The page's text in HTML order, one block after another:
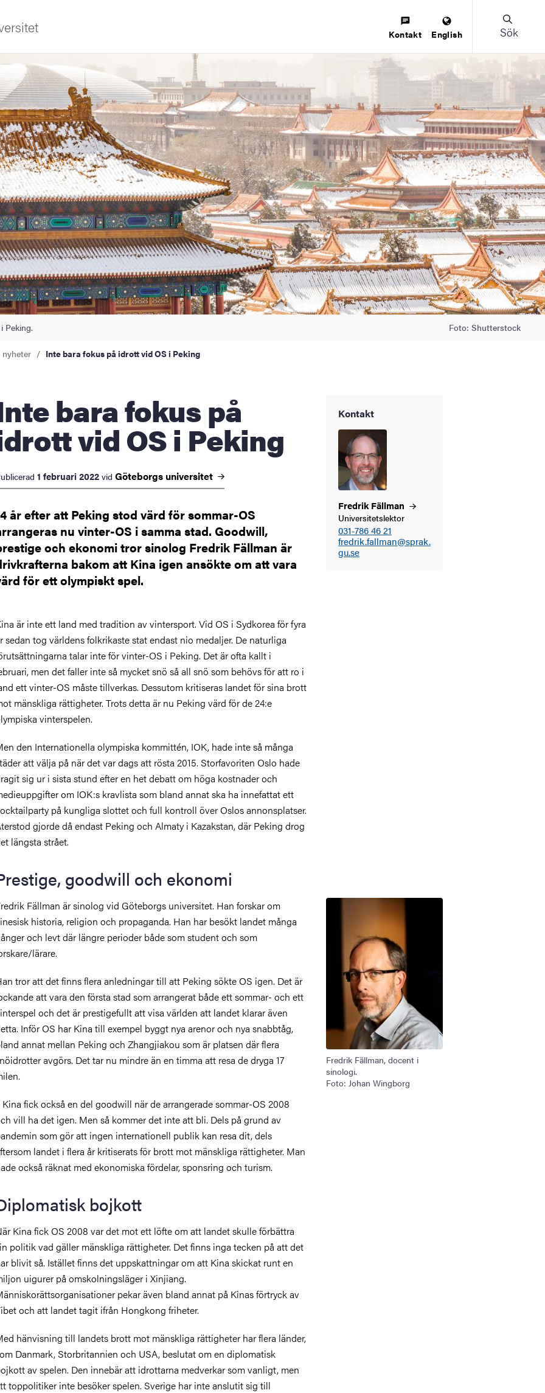
innovation
Kontakt English Sök
Peking. Foto: Shutterstock
nyheter Inte bara fokus på idrott vid OS i Peking
på
vid OS i Peking
1 februari 2022 vid Göteborgs universitet
år efter att Peking stod värd för sommar-OS
nu vinter-OS i samma stad. Goodwill,
och ekonomi tror sinolog Fredrik Fällman är
bakom att Kina igen ansökte om att vara
för ett olympiskt spel.
Kontakt
Fredrik Fällman
Universitetslektor
031-786 46 21
fredrik.fallman@sprak.
gu.se
är inte ett land med tradition av vintersport. Vid OS i Sydkorea för fyra
sedan tog världens folkrikaste stat endast nio medaljer. De naturliga
talar inte för vinter-OS i Peking. Det är ofta kallt i
men det faller inte så mycket snö så all snö som behövs för att ro i
ett vinter-OS måste tillverkas. Dessutom kritiseras landet för sina brott
mänskliga rättigheter. Trots detta är nu Peking värd för de 24:e
vinterspelen.
den Internationella olympiska kommittén, IOK, hade inte så många
att välja på när det var dags att rösta 2015. Storfavoriten Oslo hade
sig ur i sista stund efter en het debatt om höga kostnader och
om IOK:s kravlista som bland annat ska ha innefattat ett
på kungliga slottet och full kontroll över Oslos annonsplatser.
gjorde då endast Peking och Almaty i Kazakstan, där Peking drog
längsta strået.
goodwill och ekonomi
Bild
Fredrik Fällman, docent i
sinologi.
Foto: Johan Wingborg
Fällman är sinolog vid Göteborgs universitet. Han forskar om
historia, religion och propaganda. Han har besökt landet många
och levt där längre perioder både som student och som
lärare.
tror att det finns flera anledningar till att Peking sökte OS igen. Det är
att vara den första stad som arrangerat både ett sommar- och ett
och det är prestigefullt att visa världen att landet klarar även
Inför OS har Kina till exempel byggt nya arenor och nya snabbtåg,
annat mellan Peking och Zhangjiakou som är platsen där flera
avgörs. Det tar nu mindre än en timma att resa de dryga 17
Kina fick också en del goodwill när de arrangerade sommar-OS 2008
vill ha det igen. Men så kommer det inte att bli. Dels på grund av
som gör att ingen internationell publik kan resa dit, dels
landet i flera år kritiserats för brott mot mänskliga rättigheter. Man
också räknat med ekonomiska fördelar, sponsring och turism.
bojkott
Kina fick OS 2008 var det mot ett löfte om att landet skulle förbättra
politik vad gäller mänskliga rättigheter. Det finns inga tecken på att det
blivit så. Istället finns det uppskattningar om att Kina skickat runt en
uigurer på omskolningsläger i Xinjiang.
pekar även bland annat på Kinas förtryck av
och att landet tagit ifrån Hongkong friheter.
hänvisning till landets brott mot mänskliga rättigheter har flera länder,
Danmark, Storbritannien och USA, beslutat om en diplomatisk
av spelen. Den innebär att idrottarna medverkar som vanligt, men
toppolitiker inte besöker spelen. Sverige har inte anslutit sig till